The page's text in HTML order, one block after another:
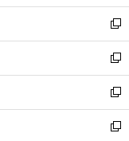
開
く
ウ
で
開
く
ン
ド
ウ
で
開
く
ウ
ィ
ン
ド
ウ
で
開
く
し
い
ウ
ィ
ン
ド
ウ
で
新
し
い
ウ
ィ
ン
ド
新
し
い
ウ
ィ
新
し
い
新